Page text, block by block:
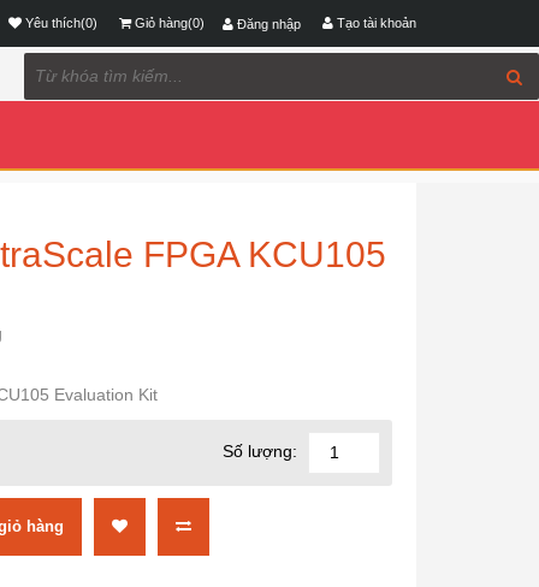
Đăng nhập Tạo tài khoản
Yêu thích(0) Giỏ hàng(0)
FPGA KCU105
Evaluation Kit
Số lượng: